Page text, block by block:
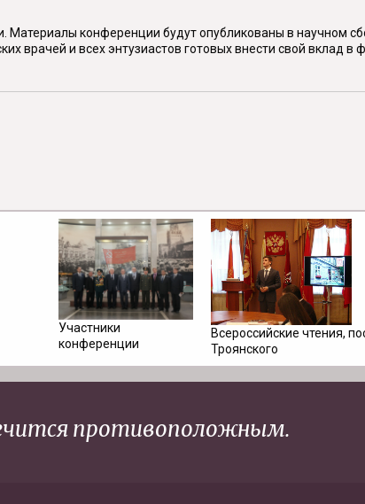
конференции будут опубликованы в научном
врачей и всех энтузиастов готовых внести свой вклад
Участники
конференции
Всероссийские чтения,
Троянского
противоположным.